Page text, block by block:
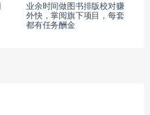
业余时间做图书排版校对赚
外快，掌阅旗下项目，每套
都有任务酬金